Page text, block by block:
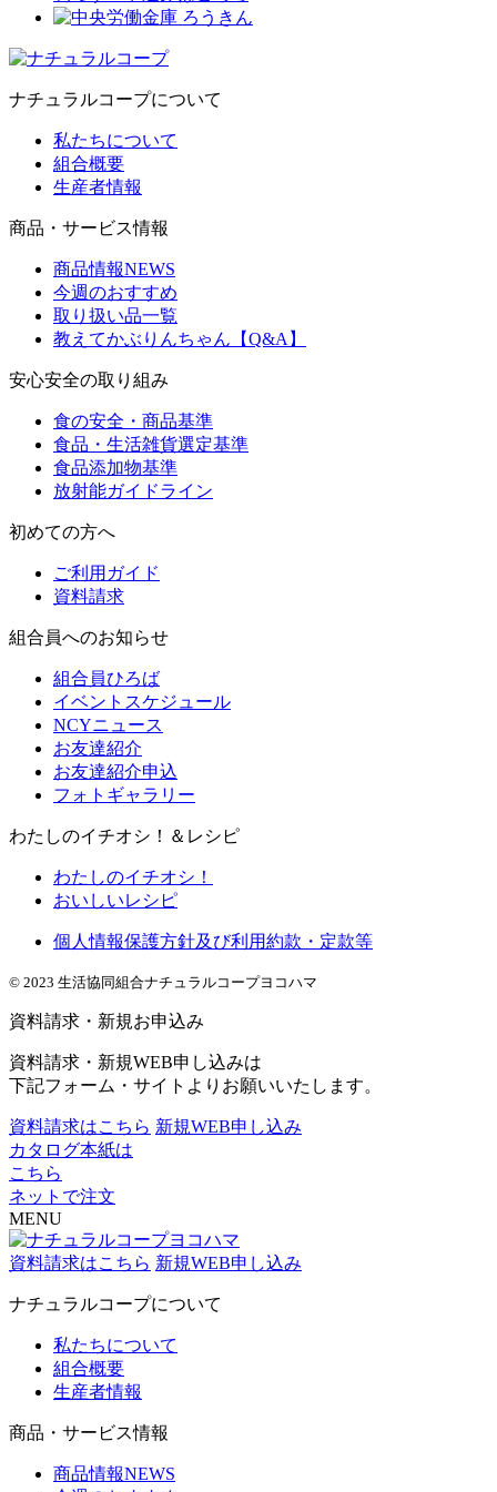
ナチュラルコープについて
私たちについて
組合概要
生産者情報
商品・サービス情報
商品情報NEWS
今週のおすすめ
取り扱い品一覧
教えてかぶりんちゃん【Q&A】
安心安全の取り組み
食の安全・商品基準
食品・生活雑貨選定基準
食品添加物基準
放射能ガイドライン
初めての方へ
ご利用ガイド
資料請求
組合員へのお知らせ
組合員ひろば
イベントスケジュール
NCYニュース
お友達紹介
お友達紹介申込
フォトギャラリー
わたしのイチオシ！＆レシピ
わたしのイチオシ！
おいしいレシピ
個人情報保護方針及び利用約款・定款等
© 2023 生活協同組合ナチュラルコープヨコハマ
資料請求・新規お申込み
資料請求・新規WEB申し込みは
下記フォーム・サイトよりお願いいたします。
資料請求はこちら 新規WEB申し込み
カタログ本紙は
こちら
ネットで注文
MENU
資料請求はこちら 新規WEB申し込み
ナチュラルコープについて
私たちについて
組合概要
生産者情報
商品・サービス情報
商品情報NEWS